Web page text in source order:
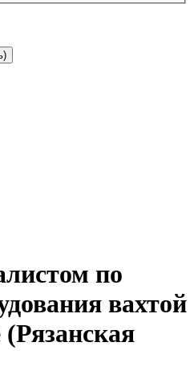
по
вахтой